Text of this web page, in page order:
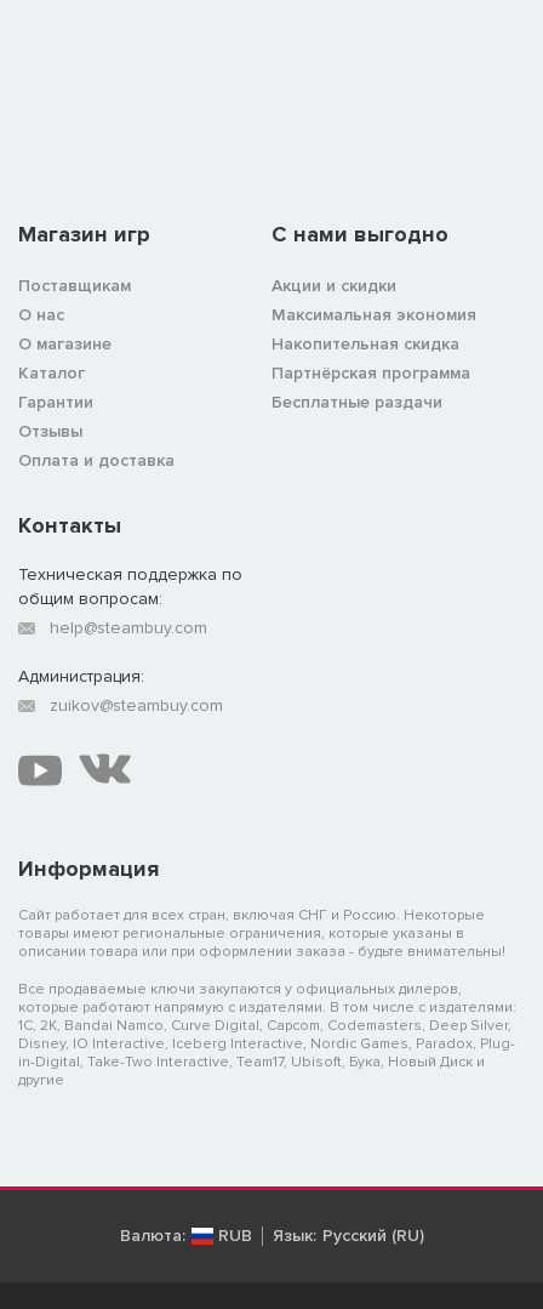
Магазин игр
Поставщикам
О нас
О магазине
Каталог
Гарантии
Отзывы
Оплата и доставка
C нами выгодно
Акции и скидки
Максимальная экономия
Накопительная скидка
Партнёрская программа
Бесплатные раздачи
Информация
Сайт работает для всех стран, включая СНГ и Россию. Некоторые
товары имеют региональные ограничения, которые указаны в
описании товара или при оформлении заказа - будьте внимательны!
Все продаваемые ключи закупаются у официальных дилеров,
которые работают напрямую с издателями. В том числе с издателями:
1C, 2K, Bandai Namco, Curve Digital, Capcom, Codemasters, Deep Silver,
Disney, IO Interactive, Iceberg Interactive, Nordic Games, Paradox, Plug-
in-Digital, Take-Two Interactive, Team17, Ubisoft, Бука, Новый Диск и
другие
Контакты
Техническая поддержка по
общим вопросам:
help@steambuy.com
Администрация:
zuikov@steambuy.com
Валюта: RUB Язык: Русский (RU)